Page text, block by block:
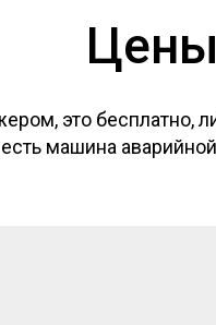
это бесплатно,
машина